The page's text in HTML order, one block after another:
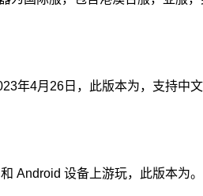
年4月26日，此版本为，支持中
Android 设备上游玩，此版本为。